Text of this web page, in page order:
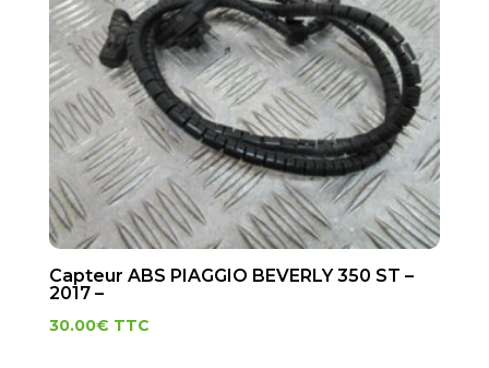
Capteur ABS PIAGGIO BEVERLY 350 ST –
2017 –
30.00€ TTC